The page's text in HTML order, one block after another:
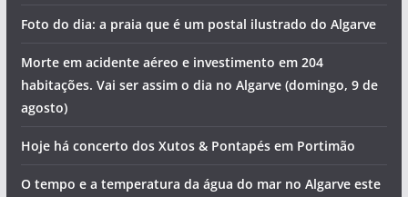
Foto do dia: a praia que é um postal ilustrado do Algarve
Morte em acidente aéreo e investimento em 204
habitações. Vai ser assim o dia no Algarve (domingo, 9 de
agosto)
Hoje há concerto dos Xutos & Pontapés em Portimão
O tempo e a temperatura da água do mar no Algarve este